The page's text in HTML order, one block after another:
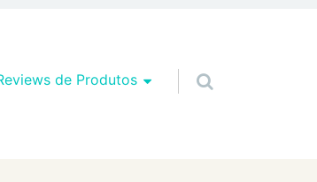
conteúdo
de Produtos